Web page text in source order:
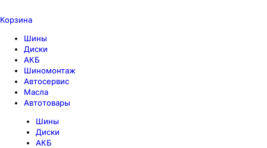
Корзина
Шины
Диски
АКБ
Шиномонтаж
Автосервис
Масла
Автотовары
Шины
Диски
АКБ